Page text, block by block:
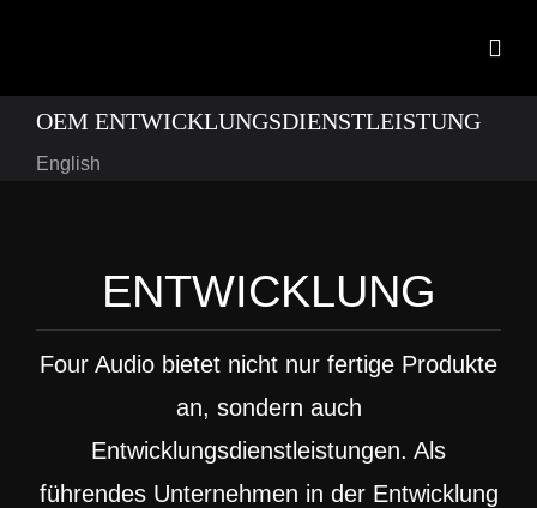
Start
Neuigkeiten
Kontakt
OEM ENTWICKLUNGSDIENSTLEISTUNG
English
ENTWICKLUNG
Four Audio bietet nicht nur fertige Produkte
an, sondern auch
Entwicklungsdienstleistungen. Als
führendes Unternehmen in der Entwicklung